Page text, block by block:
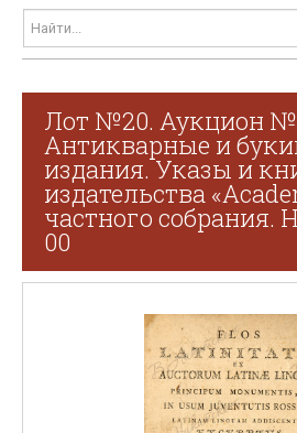
Лот №20. Аукцион №
Антикварные и
издания. Указы и
издательства
частного собрания.
00